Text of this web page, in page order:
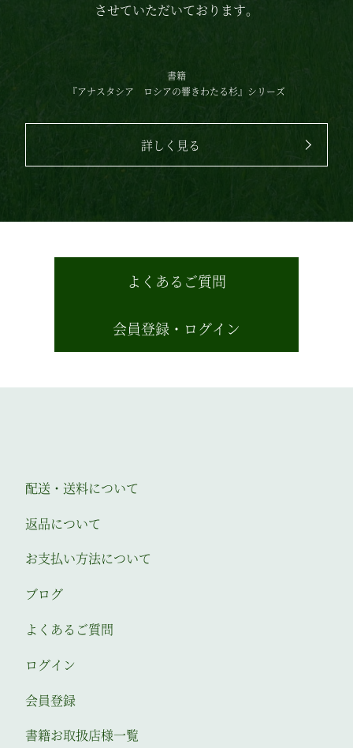
させていただいております。
書籍
『アナスタシア
ロシアの響きわたる杉』シリーズ
詳しく見る
よくあるご質問
会員登録・ログイン
配送・送料について
返品について
お支払い方法について
ブログ
よくあるご質問
ログイン
会員登録
書籍お取扱店様一覧